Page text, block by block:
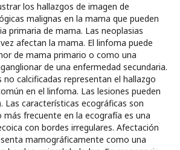
los hallazgos de imagen de
malignas en la mama que pueden
primaria de mama. Las neoplasias
afectan la mama. El linfoma puede
de mama primario o como una
de una enfermedad secundaria.
no calcificadas representan el hallazgo
en el linfoma. Las lesiones pueden
Las características ecográficas son
más frecuente en la ecografía es una
con bordes irregulares. Afectación
mamográficamente como una